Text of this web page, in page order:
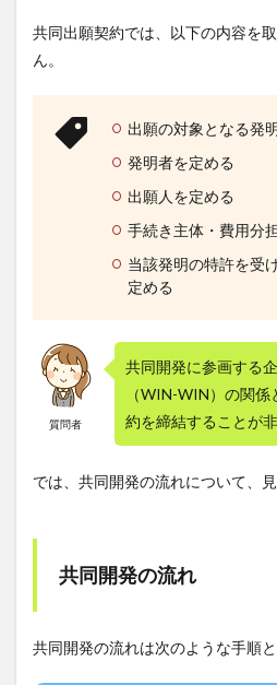
共同出願契約では、以下の内容を
ん。
出願の対象となる発
発明者を定める
出願人を定める
手続き主体・費用分担
当該発明の特許を受
定める
質問者
共同開発に参画する
（WIN-WIN）の関
約を締結することが
では、共同開発の流れについて、見
共同開発の流れ
共同開発の流れは次のような手順と